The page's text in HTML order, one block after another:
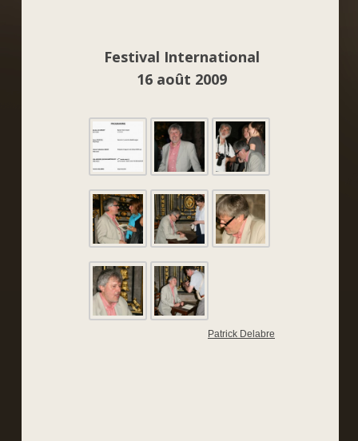
Festival International
16 août 2009
Patrick Delabre